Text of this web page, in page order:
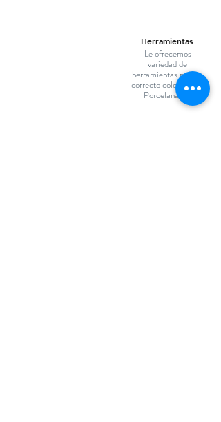
Herramientas
Le ofrecemos
variedad de
herramientas para el
correcto colocado de
Porcelanatos.